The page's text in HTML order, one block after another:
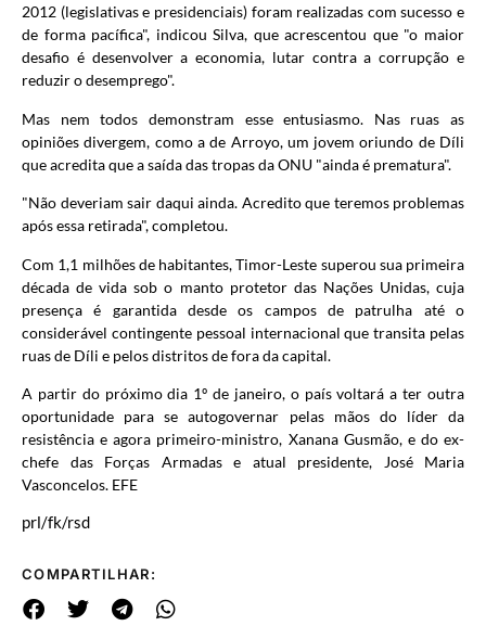
2012 (legislativas e presidenciais) foram realizadas com sucesso e
de forma pacífica", indicou Silva, que acrescentou que "o maior
desafio é desenvolver a economia, lutar contra a corrupção e
reduzir o desemprego".
Mas nem todos demonstram esse entusiasmo. Nas ruas as
opiniões divergem, como a de Arroyo, um jovem oriundo de Díli
que acredita que a saída das tropas da ONU "ainda é prematura".
"Não deveriam sair daqui ainda. Acredito que teremos problemas
após essa retirada", completou.
Com 1,1 milhões de habitantes, Timor-Leste superou sua primeira
década de vida sob o manto protetor das Nações Unidas, cuja
presença é garantida desde os campos de patrulha até o
considerável contingente pessoal internacional que transita pelas
ruas de Díli e pelos distritos de fora da capital.
A partir do próximo dia 1º de janeiro, o país voltará a ter outra
oportunidade para se autogovernar pelas mãos do líder da
resistência e agora primeiro-ministro, Xanana Gusmão, e do ex-
chefe das Forças Armadas e atual presidente, José Maria
Vasconcelos. EFE
prl/fk/rsd
COMPARTILHAR: